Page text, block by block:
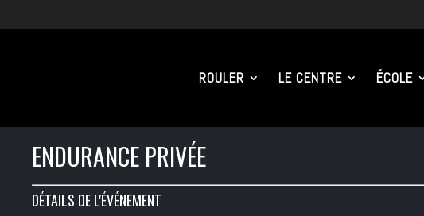
ROULER LE CENTRE ÉCOLE
ENDURANCE PRIVÉE
DÉTAILS DE L'ÉVÉNEMENT